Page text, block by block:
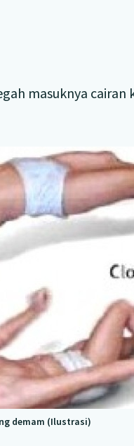
masuknya cairan
demam (Ilustrasi)